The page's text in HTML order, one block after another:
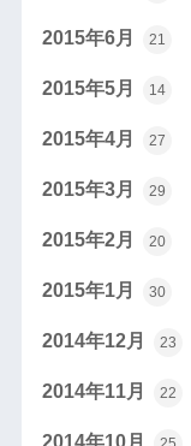
2015年6月 21
2015年5月 14
2015年4月 27
2015年3月 29
2015年2月 20
2015年1月 30
2014年12月 23
2014年11月 22